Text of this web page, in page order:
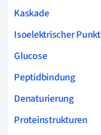
Kaskade
Isoelektrischer Punkt
Glucose
Peptidbindung
Denaturierung
Proteinstrukturen